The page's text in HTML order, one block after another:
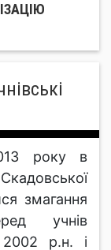
року в
змагання
учнів
2002 р.н. і